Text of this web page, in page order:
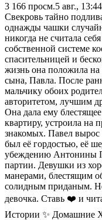
3 166 просм.5 авг., 13:44
Свекровь тайно
однажды чашки
никогда не считала
собственной системе
спасительницей и
жизнь она положила на
сына, Павла. После
мальчику обоих
авторитетом, лучшим
Она дала ему
квартиру, устроила на
знакомых. Павел
был её гордостью, её
убеждению Антонины
партии. Девушки из
манерами, блестящим
солидным приданым.
девочка. Ставь ❤️ и
Истории ✨ Домашние